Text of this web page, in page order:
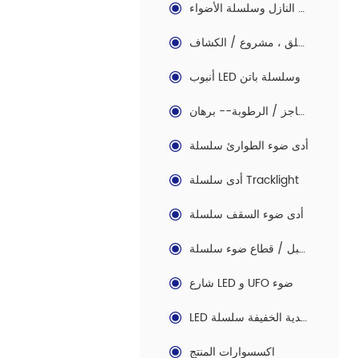
الصمام النازل وسلسلة الأضواء
الصمام في الهواء الطلق ، مشروع / الكشاف
أنبوب LED وسلسلة باتن
ليد الحاجز / الرطوبة-- برهان
أدى ضوء الطوارئ سلسلة
أدى سلسلة Tracklight
أدى ضوء السقف سلسلة
أدى حبل / قطاع ضوء سلسلة
شارع LED و UFO ضوء
LED التقليدية الخفيفة سلسلة
اكسسوارات المنتج